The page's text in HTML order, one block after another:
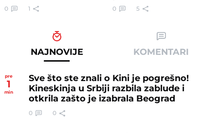
0 1 0 5
NAJNOVIJE KOMENTARI
pre
1
min
Sve što ste znali o Kini je pogrešno!
Kineskinja u Srbiji razbila zablude i
otkrila zašto je izabrala Beograd
0 0